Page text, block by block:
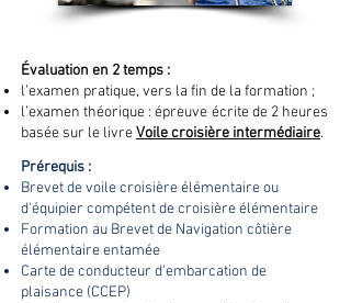
Évaluation en 2 temps :
l’examen pratique, vers la fin de la formation ;
l’examen théorique : épreuve écrite de 2 heures
basée sur le livreVoile croisière intermédiaire.​
Prérequis :
Brevet de voile croisière élémentaire ou
d'équipier compétent de croisière élémentaire
Formation au Brevet de Navigation côtière
élémentaire entamée
Carte de conducteur d'embarcation de
plaisance (CCEP)